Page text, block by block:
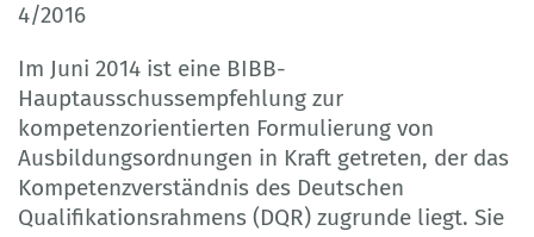
4/2016
Im Juni 2014 ist eine BIBB-
Hauptausschussempfehlung zur
kompetenzorientierten Formulierung von
Ausbildungsordnungen in Kraft getreten, der das
Kompetenzverständnis des Deutschen
Qualifikationsrahmens (DQR) zugrunde liegt. Sie